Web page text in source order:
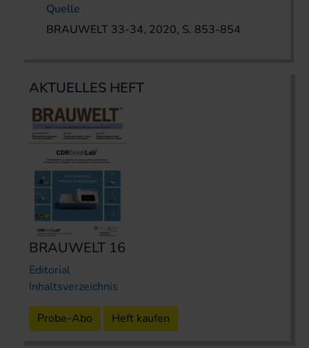
Quelle
BRAUWELT 33-34, 2020, S. 853-854
AKTUELLES HEFT
BRAUWELT 16
Editorial
Inhaltsverzeichnis
Probe-Abo Heft kaufen